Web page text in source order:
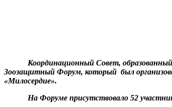
Координационный Совет,
Зоозащитный Форум, который был
«Милосердие».
На Форуме присутствовало 52